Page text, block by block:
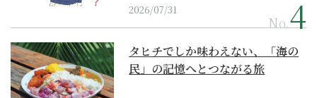
2026/07/31
No.
タヒチでしか味わえない、「海の
民」の記憶へとつながる旅